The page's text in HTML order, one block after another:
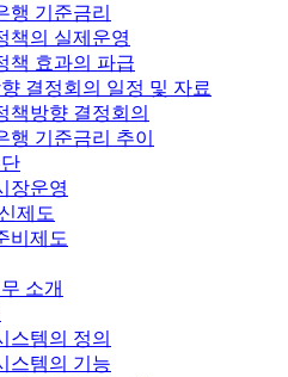
행 기준금리
책의 실제운영
책 효과의 파급
결정회의 일정 및 자료
책방향 결정회의
행 기준금리 추이
장운영
제도
비제도
소개
스템의 정의
스템의 기능